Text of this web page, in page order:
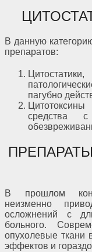
В данную
препаратов:
пагубно
средства
В прошлом
неизменно
осложнений с
больного.
опухолевые ткани
эффектов и